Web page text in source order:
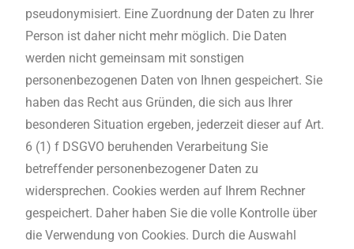
pseudonymisiert. Eine Zuordnung der Daten zu Ihrer
Person ist daher nicht mehr möglich. Die Daten
werden nicht gemeinsam mit sonstigen
personenbezogenen Daten von Ihnen gespeichert. Sie
haben das Recht aus Gründen, die sich aus Ihrer
besonderen Situation ergeben, jederzeit dieser auf Art.
6 (1) f DSGVO beruhenden Verarbeitung Sie
betreffender personenbezogener Daten zu
widersprechen. Cookies werden auf Ihrem Rechner
gespeichert. Daher haben Sie die volle Kontrolle über
die Verwendung von Cookies. Durch die Auswahl